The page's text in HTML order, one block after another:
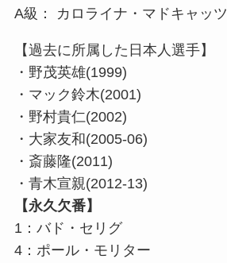
A級： カロライナ・マドキャッツ
【過去に所属した日本人選手】
・野茂英雄(1999)
・マック鈴木(2001)
・野村貴仁(2002)
・大家友和(2005-06)
・斎藤隆(2011)
・青木宣親(2012-13)
【永久欠番】
1：バド・セリグ
4：ポール・モリター